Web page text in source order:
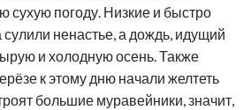
сухую погоду. Низкие и быстро
ненастье, а дождь, идущий
и холодную осень. Также
к этому дню начали желтеть
большие муравейники, значит,